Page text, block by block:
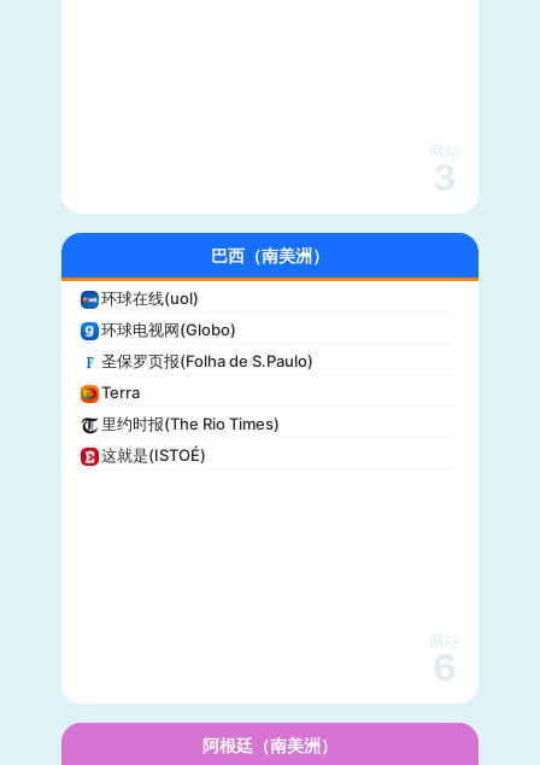
Vice
商业内幕(Business Insider)
iHeartRadio
纽约客(New Yorker)
娱乐周刊(Entertainment Weekly)
芝加哥论坛报(Chicago Tribune)
财富(Fortune)
纽约每日新闻(New York Daily News)
网站
3
巴西（南美洲）
环球在线(uol)
环球电视网(Globo)
圣保罗页报(Folha de S.Paulo)
Terra
里约时报(The Rio Times)
这就是(ISTOÉ)
网站
6
阿根廷（南美洲）